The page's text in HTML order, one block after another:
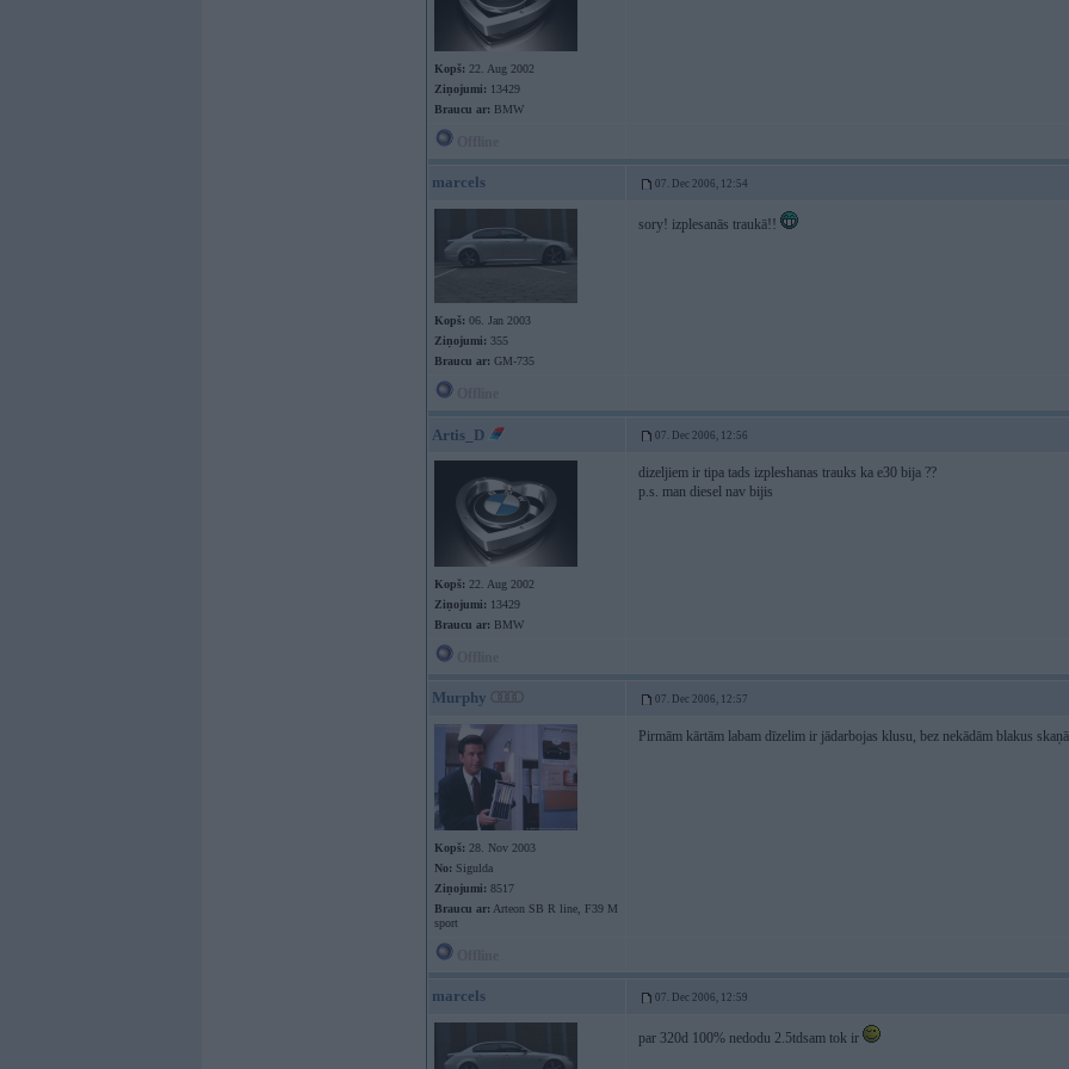
Kopš: 22. Aug 2002
Ziņojumi: 13429
Braucu ar: BMW
marcels 07. Dec 2006, 12:54
Kopš: 06. Jan 2003
Ziņojumi: 355
Braucu ar: GM-735
sory! izplesanās traukā!!
Artis_D 07. Dec 2006, 12:56
Kopš: 22. Aug 2002
Ziņojumi: 13429
Braucu ar: BMW
dizeljiem ir tipa tads izpleshanas trauks ka e30 bija ??
p.s. man diesel nav bijis
Murphy 07. Dec 2006, 12:57
Kopš: 28. Nov 2003
No: Sigulda
Ziņojumi: 8517
Braucu ar: Arteon SB R line, F39 M
sport
Pirmām kārtām labam dīzelim ir jādarbojas klusu, bez nekādām blakus
marcels 07. Dec 2006, 12:59
par 320d 100% nedodu 2.5tdsam tok ir